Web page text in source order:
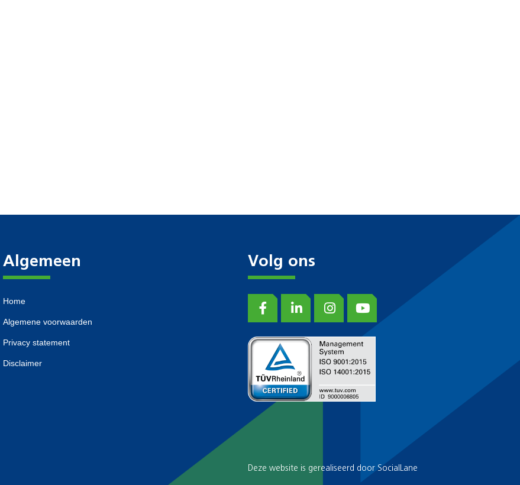
Algemeen
Home
Algemene voorwaarden
Privacy statement
Disclaimer
Volg ons
Deze website is gerealiseerd doorSocialLane